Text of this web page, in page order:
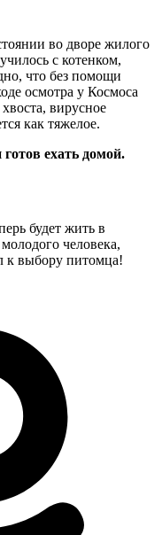
во дворе жилого
с котенком,
что без помощи
осмотра у Космоса
вирусное
как тяжелое.
ехать домой.
будет жить в
человека,
к выбору питомца!